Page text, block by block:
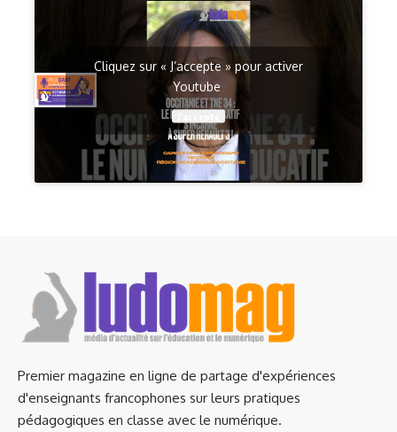
Cliquez sur « J’accepte » pour activer
Youtube
Premier magazine en ligne de partage d'expériences
d'enseignants francophones sur leurs pratiques
pédagogiques en classe avec le numérique.